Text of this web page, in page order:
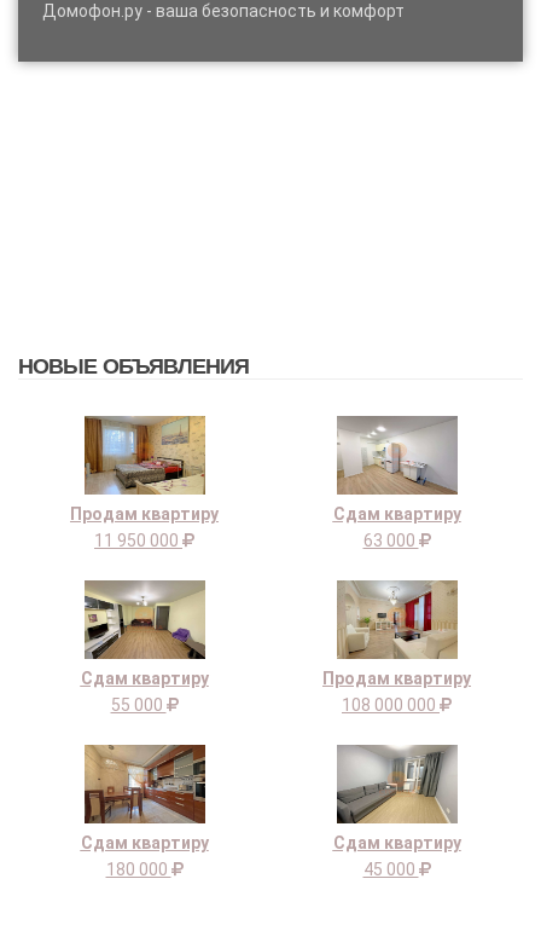
Домофон.ру - ваша безопасность и комфорт
НОВЫЕ ОБЪЯВЛЕНИЯ
Продам квартиру
11 950 000
Сдам квартиру
63 000
Сдам квартиру
55 000
Продам квартиру
108 000 000
Сдам квартиру
180 000
Сдам квартиру
45 000